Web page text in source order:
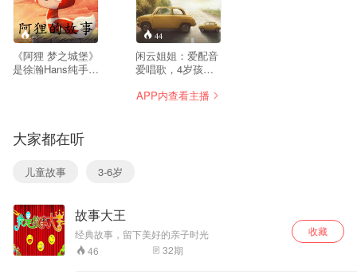
--
《阿狸 梦之城堡》
是徐瀚Hans纯手工
暖是唯一的归宿。
在这个忙碌纷杂的
社会中，阿狸给人
一种安静却幸福的
话，从没有结束。
阿狸童话绘本为纯
手绘创作，画风成
熟稳定，颜色精美
靓丽，是当前浮躁
44
闲云姐姐：爱配音
爱唱歌，4岁孩子
讲故事。 欢迎添加
们，欢迎留言、订
阅和分享哦，你们
的支持是我最大的
APP内查看主播
大家都在听
儿童故事 3-6岁
故事大王
经典故事，留下美好的亲子时光
46
32期
收藏